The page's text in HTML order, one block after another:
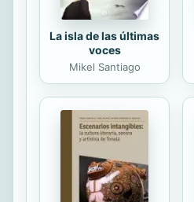
La isla de las últimas
voces
Mikel Santiago